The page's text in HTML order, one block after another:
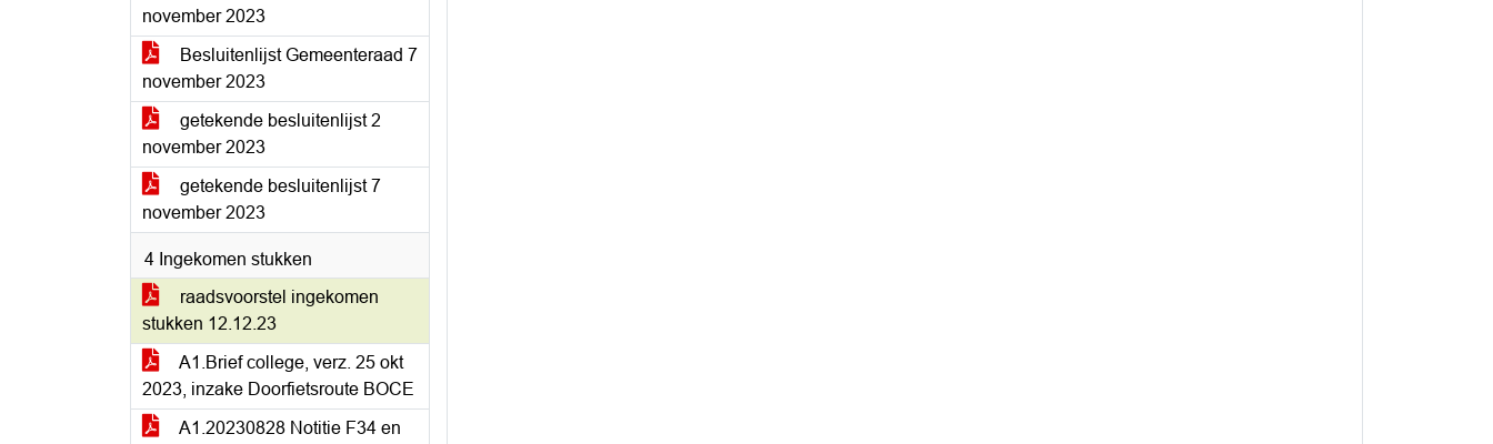
november 2023
Besluitenlijst Gemeenteraad 7
november 2023
getekende besluitenlijst 2
november 2023
getekende besluitenlijst 7
november 2023
4 Ingekomen stukken
raadsvoorstel ingekomen
stukken 12.12.23
A1.Brief college, verz. 25 okt
2023, inzake Doorfietsroute BOCE
A1.20230828 Notitie F34 en